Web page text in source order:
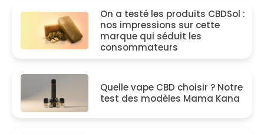
On a testé les produits CBDSol :
nos impressions sur cette
marque qui séduit les
consommateurs
Quelle vape CBD choisir ? Notre
test des modèles Mama Kana